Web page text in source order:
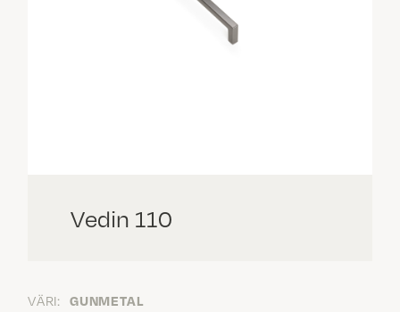
Vedin 110
VÄRI: GUNMETAL